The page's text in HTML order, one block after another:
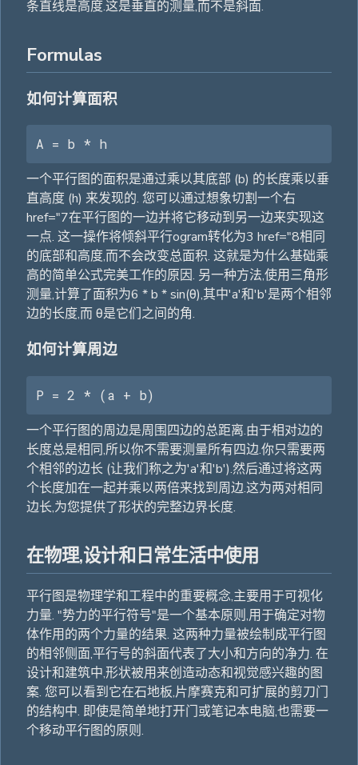
条直线是高度.这是垂直的测量,而不是斜面.
Formulas
如何计算面积
A = b * h
一个平行图的面积是通过乘以其底部 (b) 的长度乘以垂
直高度 (h) 来发现的. 您可以通过想象切割一个右
href="7在平行图的一边并将它移动到另一边来实现这
一点. 这一操作将倾斜平行ogram转化为3 href="8相同
的底部和高度,而不会改变总面积. 这就是为什么基础乘
高的简单公式完美工作的原因. 另一种方法,使用三角形
测量,计算了面积为6 * b * sin(θ),其中'a'和'b'是两个相邻
边的长度,而 θ是它们之间的角.
如何计算周边
P = 2 * (a + b)
一个平行图的周边是周围四边的总距离.由于相对边的
长度总是相同,所以你不需要测量所有四边.你只需要两
个相邻的边长 (让我们称之为'a'和'b').然后通过将这两
个长度加在一起并乘以两倍来找到周边.这为两对相同
边长,为您提供了形状的完整边界长度.
在物理,设计和日常生活中使用
平行图是物理学和工程中的重要概念,主要用于可视化
力量. "势力的平行符号"是一个基本原则,用于确定对物
体作用的两个力量的结果. 这两种力量被绘制成平行图
的相邻侧面,平行号的斜面代表了大小和方向的净力. 在
设计和建筑中,形状被用来创造动态和视觉感兴趣的图
案. 您可以看到它在石地板,片摩赛克和可扩展的剪刀门
的结构中. 即使是简单地打开门或笔记本电脑,也需要一
个移动平行图的原则.